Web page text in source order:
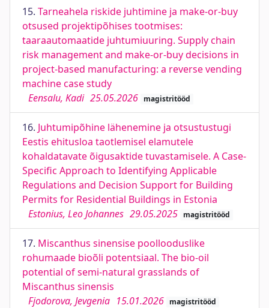
15. Tarneahela riskide juhtimine ja make-or-buy
otsused projektipõhises tootmises:
taaraautomaatide juhtumiuuring. Supply chain
risk management and make-or-buy decisions in
project-based manufacturing: a reverse vending
machine case study
Eensalu, Kadi 25.05.2026 magistritööd
16. Juhtumipõhine lähenemine ja otsustustugi
Eestis ehitusloa taotlemisel elamutele
kohaldatavate õigusaktide tuvastamisele. A Case-
Specific Approach to Identifying Applicable
Regulations and Decision Support for Building
Permits for Residential Buildings in Estonia
Estonius, Leo Johannes 29.05.2025 magistritööd
17. Miscanthus sinensise poollooduslike
rohumaade bioõli potentsiaal. The bio-oil
potential of semi-natural grasslands of
Miscanthus sinensis
Fjodorova, Jevgenia 15.01.2026 magistritööd